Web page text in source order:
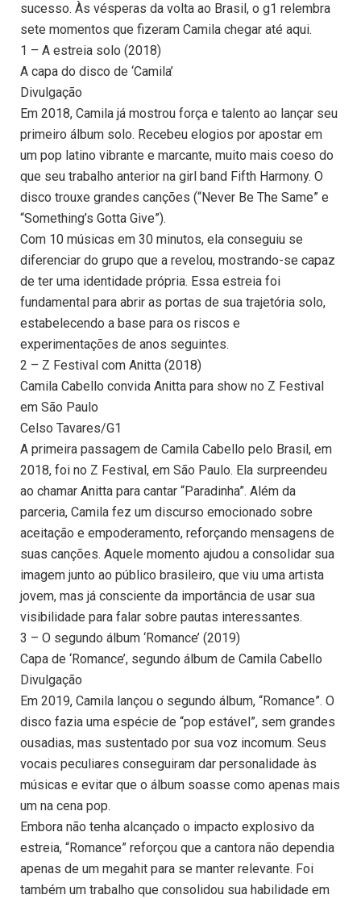
sucesso. Às vésperas da volta ao Brasil, o g1 relembra
sete momentos que fizeram Camila chegar até aqui.
1 – A estreia solo (2018)
A capa do disco de ‘Camila’
Divulgação
Em 2018, Camila já mostrou força e talento ao lançar seu
primeiro álbum solo. Recebeu elogios por apostar em
um pop latino vibrante e marcante, muito mais coeso do
que seu trabalho anterior na girl band Fifth Harmony. O
disco trouxe grandes canções (“Never Be The Same” e
“Something’s Gotta Give”).
Com 10 músicas em 30 minutos, ela conseguiu se
diferenciar do grupo que a revelou, mostrando-se capaz
de ter uma identidade própria. Essa estreia foi
fundamental para abrir as portas de sua trajetória solo,
estabelecendo a base para os riscos e
experimentações de anos seguintes.
2 – Z Festival com Anitta (2018)
Camila Cabello convida Anitta para show no Z Festival
em São Paulo
Celso Tavares/G1
A primeira passagem de Camila Cabello pelo Brasil, em
2018, foi no Z Festival, em São Paulo. Ela surpreendeu
ao chamar Anitta para cantar “Paradinha”. Além da
parceria, Camila fez um discurso emocionado sobre
aceitação e empoderamento, reforçando mensagens de
suas canções. Aquele momento ajudou a consolidar sua
imagem junto ao público brasileiro, que viu uma artista
jovem, mas já consciente da importância de usar sua
visibilidade para falar sobre pautas interessantes.
3 – O segundo álbum ‘Romance’ (2019)
Capa de ‘Romance’, segundo álbum de Camila Cabello
Divulgação
Em 2019, Camila lançou o segundo álbum, “Romance”. O
disco fazia uma espécie de “pop estável”, sem grandes
ousadias, mas sustentado por sua voz incomum. Seus
vocais peculiares conseguiram dar personalidade às
músicas e evitar que o álbum soasse como apenas mais
um na cena pop.
Embora não tenha alcançado o impacto explosivo da
estreia, “Romance” reforçou que a cantora não dependia
apenas de um megahit para se manter relevante. Foi
também um trabalho que consolidou sua habilidade em